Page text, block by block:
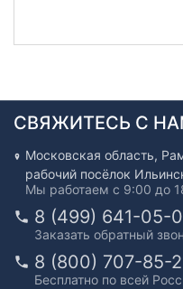
СВЯЖИТЕСЬ С
Московская область,
рабочий посёлок
Мы работаем с 9:00 до
8 (499) 641-05-
Заказать обратный
8 (800) 707-85-
Бесплатно по всей